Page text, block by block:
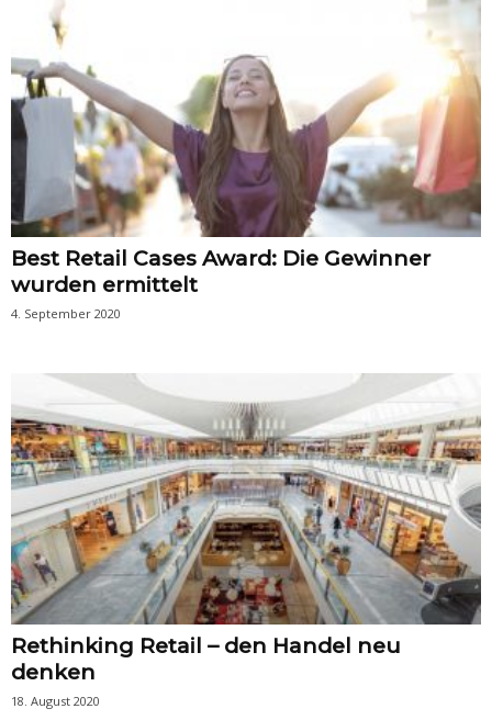
Best Retail Cases Award: Die Gewinner
wurden ermittelt
4. September 2020
Rethinking Retail – den Handel neu
denken
18. August 2020